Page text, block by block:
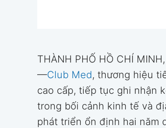
THÀNH PHỐ HỒ CHÍ
—Club Med, thương hiệu
cao cấp, tiếp tục ghi nhận
trong bối cảnh kinh tế và
phát triển ổn định hai năm